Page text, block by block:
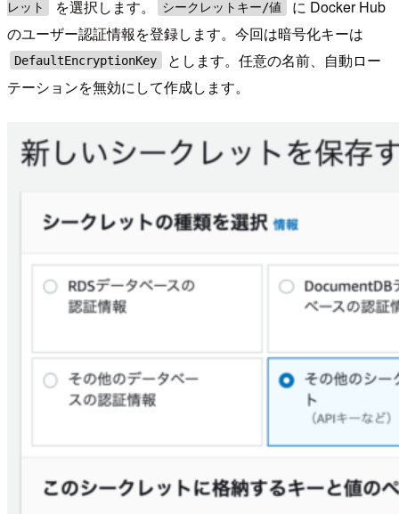
レット を選択します。 シークレットキー/値
に Docker Hub
のユーザー認証情報を登録します。今回は暗号化キーは
DefaultEncryptionKey
とします。任意の名前、自動ロー
テーションを無効にして作成します。